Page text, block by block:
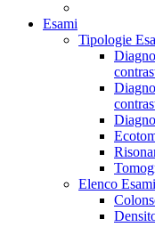
Esami
Tipologie
Elenco Esami